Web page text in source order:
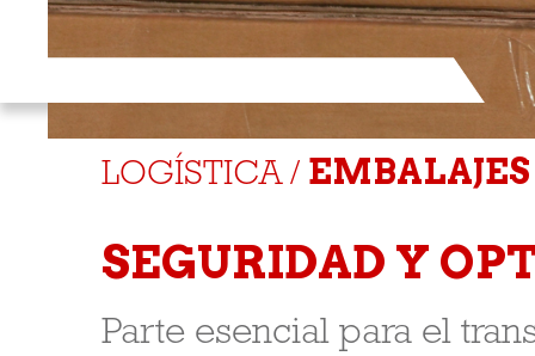
LOGÍSTICA / EMBALAJES
SEGURIDAD Y
Parte esencial para el